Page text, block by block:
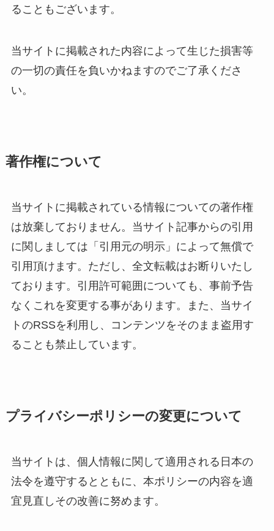
ることもございます。
当サイトに掲載された内容によって生じた損害等
の一切の責任を負いかねますのでご了承くださ
い。
著作権について
当サイトに掲載されている情報についての著作権
は放棄しておりません。当サイト記事からの引用
に関しましては「引用元の明示」によって無償で
引用頂けます。ただし、全文転載はお断りいたし
ております。引用許可範囲についても、事前予告
なくこれを変更する事があります。また、当サイ
トのRSSを利用し、コンテンツをそのまま盗用す
ることも禁止しています。
プライバシーポリシーの変更について
当サイトは、個人情報に関して適用される日本の
法令を遵守するとともに、本ポリシーの内容を適
宜見直しその改善に努めます。